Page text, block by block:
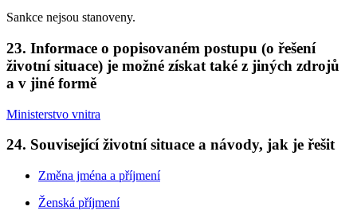
Sankce nejsou stanoveny.
23. Informace o popisovaném postupu (o řešení
životní situace) je možné získat také z jiných zdrojů
a v jiné formě
Ministerstvo vnitra
24. Související životní situace a návody, jak je řešit
Změna jména a příjmení
Ženská příjmení